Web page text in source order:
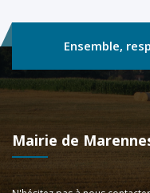
Ensemble,
Mairie de